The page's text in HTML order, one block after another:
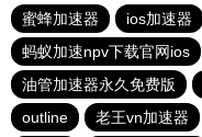
蜜蜂加速器
ios加速器
蚂蚁加速npv下载官网ios
油管加速器永久免费版
outline
老王vn加速器